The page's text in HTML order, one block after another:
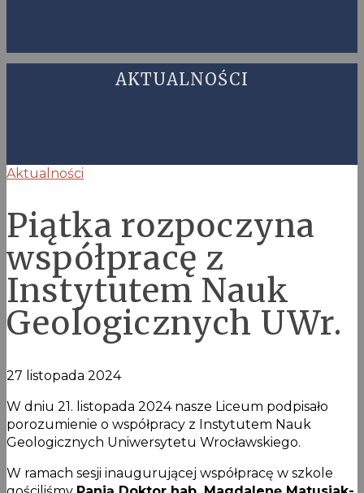
AKTUALNOŚCI
Aktualności
Piątka rozpoczyna
współpracę z
Instytutem Nauk
Geologicznych UWr.
27 listopada 2024
W dniu 21. listopada 2024 nasze Liceum podpisało
porozumienie o współpracy z Instytutem Nauk
Geologicznych Uniwersytetu Wrocławskiego.
W ramach sesji inaugurującej współpracę w szkole